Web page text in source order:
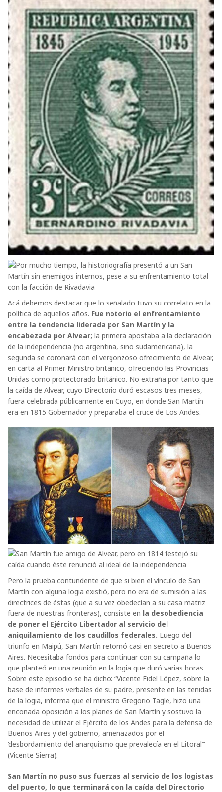
Acá debemos destacar que lo señalado tuvo su correlato en la
política de aquellos años. Fue notorio el enfrentamiento
entre la tendencia liderada por San Martín y la
encabezada por Alvear; la primera apostaba a la declaración
de la independencia (no argentina, sino sudamericana), la
segunda se coronará con el vergonzoso ofrecimiento de Alvear,
en carta al Primer Ministro británico, ofreciendo las Provincias
Unidas como protectorado británico. No extraña por tanto que
la caída de Alvear, cuyo Directorio duró escasos tres meses,
fuera celebrada públicamente en Cuyo, en donde San Martín
era en 1815 Gobernador y preparaba el cruce de Los Andes.
Pero la prueba contundente de que si bien el vínculo de San
Martín con alguna logia existió, pero no era de sumisión a las
directrices de éstas (que a su vez obedecían a su casa matriz
fuera de nuestras fronteras), consiste en la desobediencia
de poner el Ejército Libertador al servicio del
aniquilamiento de los caudillos federales. Luego del
triunfo en Maipú, San Martín retornó casi en secreto a Buenos
Aires. Necesitaba fondos para continuar con su campaña lo
que planteó en una reunión en la logia que duró varias horas.
Sobre este episodio se ha dicho: “Vicente Fidel López, sobre la
base de informes verbales de su padre, presente en las tenidas
de la logia, informa que el ministro Gregorio Tagle, hizo una
enconada oposición a los planes de San Martín y sostuvo la
necesidad de utilizar el Ejército de los Andes para la defensa de
Buenos Aires y del gobierno, amenazados por el
‘desbordamiento del anarquismo que prevalecía en el Litoral’”
(Vicente Sierra).
San Martín no puso sus fuerzas al servicio de los logistas
del puerto, lo que terminará con la caída del Directorio